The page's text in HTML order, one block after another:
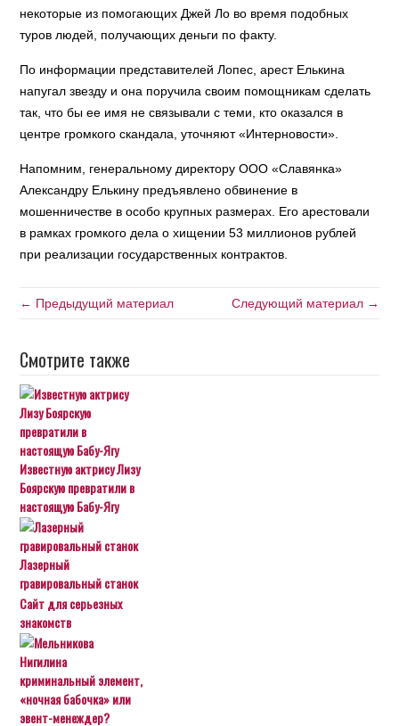
некоторые из помогающих Джей Ло во время подобных
туров людей, получающих деньги по факту.
По информации представителей Лопес, арест Елькина
напугал звезду и она поручила своим помощникам сделать
так, что бы ее имя не связывали с теми, кто оказался в
центре громкого скандала, уточняют «Интерновости».
Напомним, генеральному директору ООО «Славянка»
Александру Елькину предъявлено обвинение в
мошенничестве в особо крупных размерах. Его арестовали
в рамках громкого дела о хищении 53 миллионов рублей
при реализации государственных контрактов.
← Предыдущий материал Следующий материал →
Смотрите также
Известную актрису Лизу
Боярскую превратили в
настоящую Бабу-Ягу
Лазерный
гравировальный станок
Сайт для серьезных
знакомств